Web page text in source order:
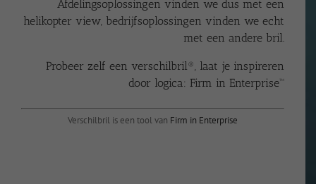
Afdelingsoplossingen vinden we dus met een
helikopter view, bedrijfsoplossingen vinden we echt
met een andere bril.
Probeer zelf een verschilbril®, laat je inspireren
door logica: Firm in Enterprise™
Verschilbril is een tool van Firm in Enterprise